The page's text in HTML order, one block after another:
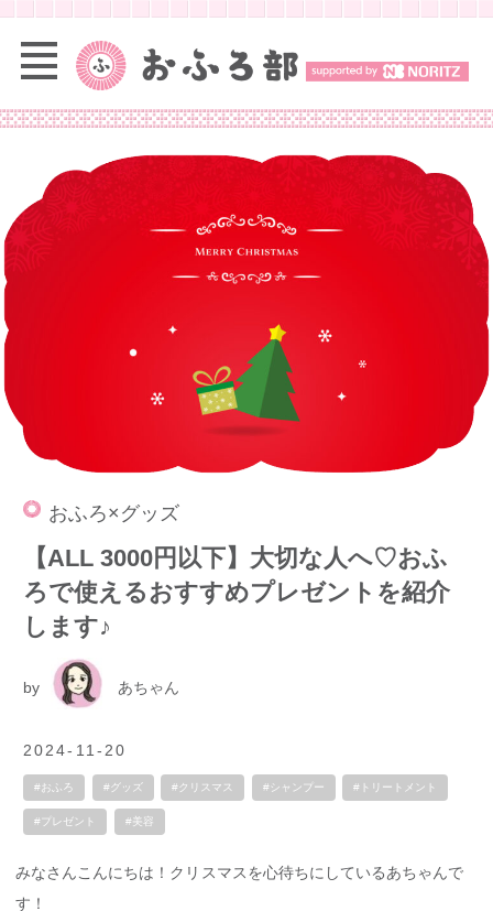
おふろ×グッズ
【ALL 3000円以下】大切な人へ♡おふ
ろで使えるおすすめプレゼントを紹介
します♪
by あちゃん
2024-11-20
#おふろ #グッズ #クリスマス #シャンプー #トリートメント
#プレゼント #美容
みなさんこんにちは！クリスマスを心待ちにしているあちゃんで
す！